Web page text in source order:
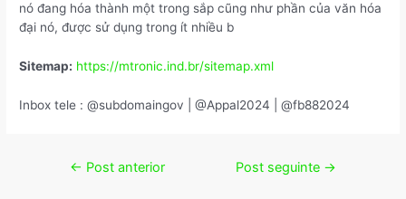
nó đang hóa thành một trong sắp cũng như phần của văn hóa
đại nó, được sử dụng trong ít nhiều b
Sitemap: https://mtronic.ind.br/sitemap.xml
Inbox tele : @subdomaingov | @Appal2024 | @fb882024
← Post anterior Post seguinte →